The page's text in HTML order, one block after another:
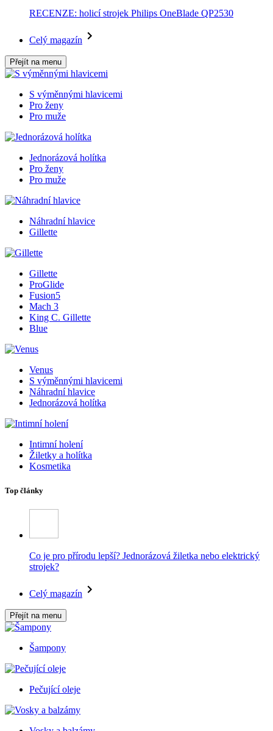
RECENZE: holicí strojek Philips OneBlade QP2530
Celý magazín
Přejít na menu
S výměnnými hlavicemi
Pro ženy
Pro muže
Jednorázová holítka
Pro ženy
Pro muže
Náhradní hlavice
Gillette
Gillette
ProGlide
Fusion5
Mach 3
King C. Gillette
Blue
Venus
S výměnnými hlavicemi
Náhradní hlavice
Jednorázová holítka
Intimní holení
Žiletky a holítka
Kosmetika
Top články
Co je pro přírodu lepší? Jednorázová žiletka nebo elektrický
strojek?
Celý magazín
Přejít na menu
Šampony
Pečující oleje